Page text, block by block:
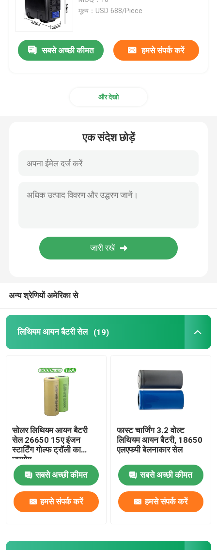
होम इन्वर्टर लिथियम बैटरी
पावर टूल लिथियम आयन बैटरी
आरसी लिथियम आयन बैटरी
लिथियम बैटरी चार्जर
मूल्य：USD 688/Piece
सबसे अच्छी कीमत हमसे संपर्क करें
और देखो
एक संदेश छोड़ें
अन्य श्रेणियों अमेरिका से
लिथियम आयन बैटरी सेल (19)
सोलर लिथियम आयन बैटरी
सेल 26650 15ए इंजन
स्टार्टिंग गोल्फ ट्रॉली का
उपयोग
सबसे अच्छी कीमत
हमसे संपर्क करें
फास्ट चार्जिंग 3.2 वोल्ट
लिथियम आयन बैटरी, 18650
एलएफपी बेलनाकार सेल
सबसे अच्छी कीमत
हमसे संपर्क करें